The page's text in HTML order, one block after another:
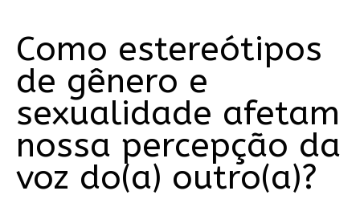
Como estereótipos
de gênero e
sexualidade afetam
nossa percepção da
voz do(a) outro(a)?